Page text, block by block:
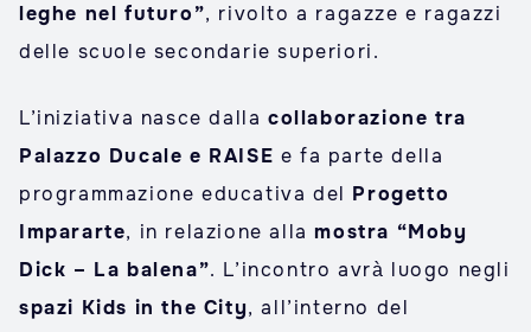
leghe nel futuro”, rivolto a ragazze e ragazzi
delle scuole secondarie superiori.
L’iniziativa nasce dalla collaborazione tra
Palazzo Ducale e RAISE e fa parte della
programmazione educativa del Progetto
Impararte, in relazione allamostra “Moby
Dick – La balena”. L’incontro avrà luogo negli
spazi Kids in the City, all’interno del